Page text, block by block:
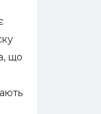
що